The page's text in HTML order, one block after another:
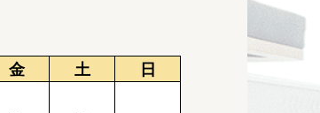
金 土 日